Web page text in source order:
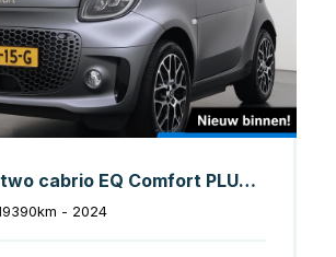
Smart fortwo cabrio EQ Comfort PLUS 18 kWh
- 2024